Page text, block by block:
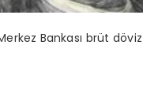
Bankası brüt döviz